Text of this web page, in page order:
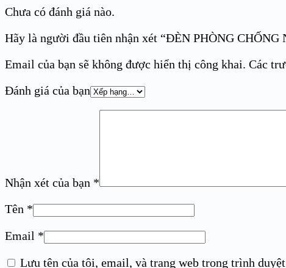
Chưa có đánh giá nào.
Hãy là người đầu tiên nhận xét “ĐÈN PHÒNG CHỐNG
Email của bạn sẽ không được hiển thị công khai. Các
Đánh giá của bạn
Nhận xét của bạn *
Tên *
Email *
Lưu tên của tôi, email, và trang web trong trình